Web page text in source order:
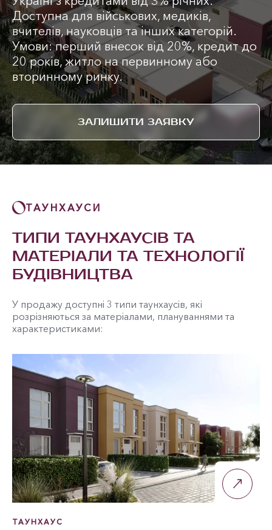
Доступна для військових, медиків,
вчителів, науковців та інших категорій.
Умови: перший внесок від 20%, кредит до
20 років, житло на первинному або
вторинному ринку.
ЗАЛИШИТИ ЗАЯВКУ
ТАУНХАУСИ
ТИПИ ТАУНХАУСІВ ТА
МАТЕРІАЛИ ТА ТЕХНОЛОГІЇ
БУДІВНИЦТВА
У продажу доступні 3 типи таунхаусів, які
розрізняються за матеріалами, плануваннями та
характеристиками:
ТАУНХАУС